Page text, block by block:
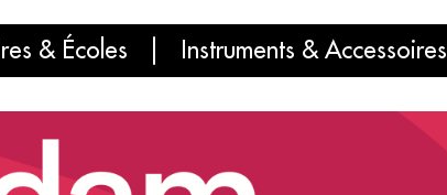
& Écoles Instruments & Accessoires
International